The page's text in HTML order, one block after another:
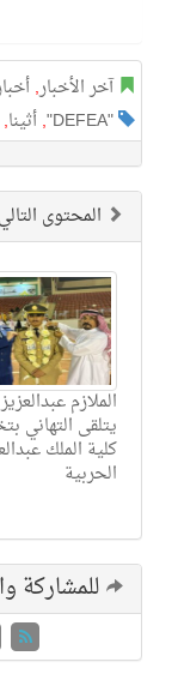
آخر الأخبار,
"DEFEA"
,أثينا,
المحتوى التالي
الملازم
يتلقى التهاني
كلية الملك
الحربية
للمشاركة